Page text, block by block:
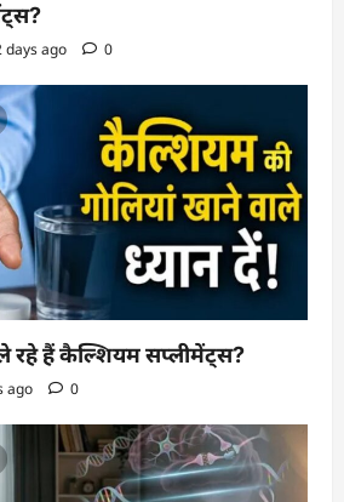
days ago 0
रहे हैं कैल्शियम सप्लीमेंट्स?
ago 0